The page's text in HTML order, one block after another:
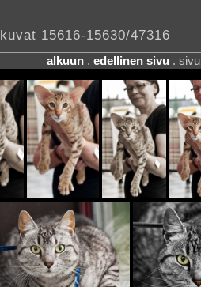
kuvat 15616-15630/47316
alkuun . edellinen sivu .